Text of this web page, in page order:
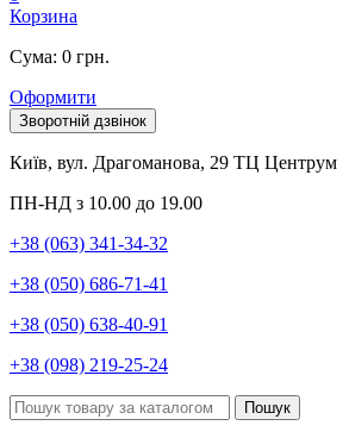
Корзина
Сума: 0 грн.
Оформити
Зворотній дзвінок
Київ, вул. Драгоманова, 29 ТЦ Центрум
ПН-НД з 10.00 до 19.00
+38 (063) 341-34-32
+38 (050) 686-71-41
+38 (050) 638-40-91
+38 (098) 219-25-24
Пошук